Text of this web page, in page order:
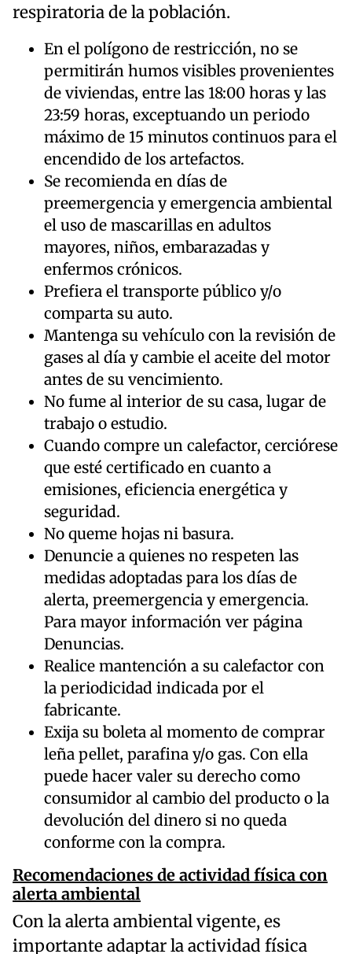
respiratoria de la población.
En el polígono de restricción, no se
permitirán humos visibles provenientes
de viviendas, entre las 18:00 horas y las
23:59 horas, exceptuando un periodo
máximo de 15 minutos continuos para el
encendido de los artefactos.
Se recomienda en días de
preemergencia y emergencia ambiental
el uso de mascarillas en adultos
mayores, niños, embarazadas y
enfermos crónicos.
Prefiera el transporte público y/o
comparta su auto.
Mantenga su vehículo con la revisión de
gases al día y cambie el aceite del motor
antes de su vencimiento.
No fume al interior de su casa, lugar de
trabajo o estudio.
Cuando compre un calefactor, cerciórese
que esté certificado en cuanto a
emisiones, eficiencia energética y
seguridad.
No queme hojas ni basura.
Denuncie a quienes no respeten las
medidas adoptadas para los días de
alerta, preemergencia y emergencia.
Para mayor información ver página
Denuncias.
Realice mantención a su calefactor con
la periodicidad indicada por el
fabricante.
Exija su boleta al momento de comprar
leña pellet, parafina y/o gas. Con ella
puede hacer valer su derecho como
consumidor al cambio del producto o la
devolución del dinero si no queda
conforme con la compra.
Recomendaciones de actividad física con
alerta ambiental
Con la alerta ambiental vigente, es
importante adaptar la actividad física